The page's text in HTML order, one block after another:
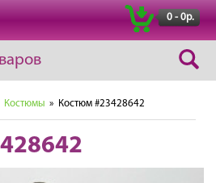
0 - 0р.
Костюмы » Костюм #23428642